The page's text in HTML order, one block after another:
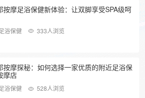
按摩足浴保健新体验：让双脚享受SPA级呵
足浴保健 333人浏览
按摩探秘：如何选择一家优质的附近足浴保
摩店
浴保健 528人浏览